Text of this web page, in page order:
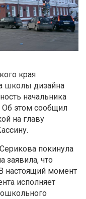
края
школы дизайна
начальника
Об этом сообщил
на главу
покинула
заявила, что
настоящий момент
исполняет